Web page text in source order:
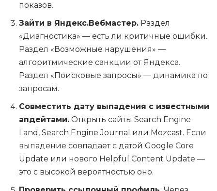
показов.
Зайти в Яндекс.Вебмастер. Раздел
«Диагностика» — есть ли критичные ошибки.
Раздел «Возможные нарушения» —
алгоритмические санкции от Яндекса.
Раздел «Поисковые запросы» — динамика по
запросам.
Совместить дату выпадения с известными
апдейтами. Открыть сайты Search Engine
Land, Search Engine Journal или Mozcast. Если
выпадение совпадает с датой Google Core
Update или нового Helpful Content Update —
это с высокой вероятностью оно.